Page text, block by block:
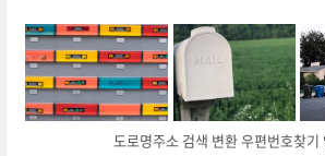
도로명주소 검색 변환 우편번호찾기